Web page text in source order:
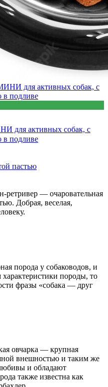
для активных собак, с
в подливе
ретривер — очаровательная
Добрая, веселая,
порода у собаководов, и
породы, то
фразы «собака — друг
овчарка — крупная
внешностью и таким же
и обладают
также известна как